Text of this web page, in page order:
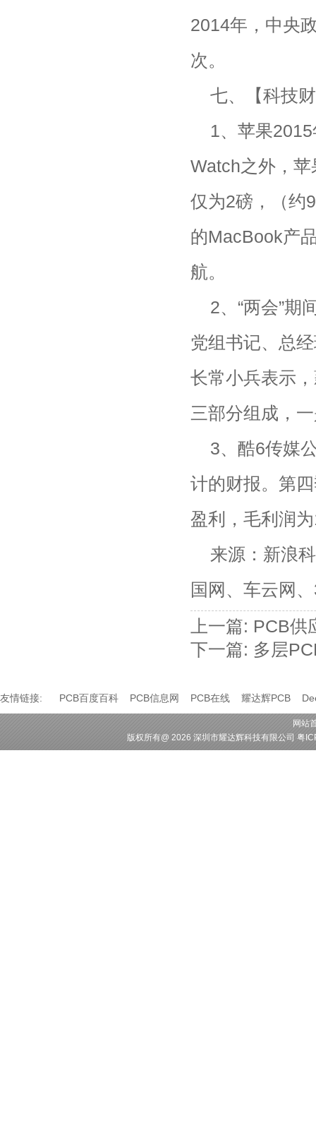
2014年，中央
次。
七、【科技
1、苹果
Watch之外，
仅为2磅，（约
的MacBook产
航。
2、“两会”期
党组书记、总
长常小兵表示
三部分组成，
3、酷6传媒
计的财报。第
盈利，毛利润
来源：新浪
国网、车云网
上一篇: PCB供
下一篇: 多层
友情链接: PCB百度百科 PCB信息网 PCB在线 耀达辉PCB
网站
版权所有@ 2026 深圳市耀达辉科技有限公司 粤